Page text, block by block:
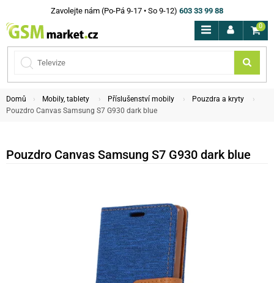
Zavolejte nám (Po-Pá 9-17 • So 9-12) 603 33 99 88
0
Domů Mobily, tablety Příslušenství mobily
Pouzdra a kryty
Pouzdro Canvas Samsung S7 G930 dark blue
Pouzdro Canvas Samsung S7 G930 dark blue